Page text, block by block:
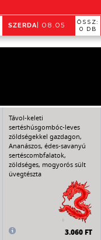
SZERDA | 08.05
ÖSSZ:
0 DB
Távol-keleti
sertéshúsgombóc-leves
zöldségekkel gazdagon,
Ananászos, édes-savanyú
sertéscombfalatok,
zöldséges, mogyorós sült
üvegtészta
3.060 FT